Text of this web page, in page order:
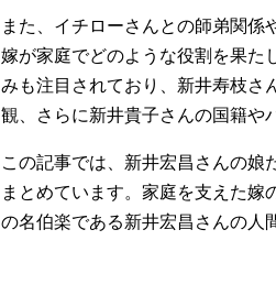
また、イチローさんとの師弟関係
嫁が家庭でどのような役割を果た
みも注目されており、新井寿枝さ
観、さらに新井貴子さんの国籍や
この記事では、新井宏昌さんの娘
まとめています。家庭を支えた嫁
の名伯楽である新井宏昌さんの人